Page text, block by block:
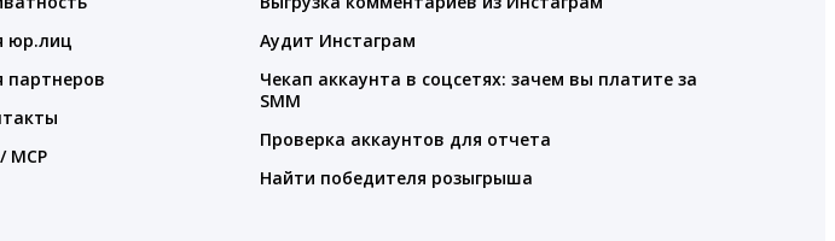
юр.лиц
партнеров
MCP
Аудит Инстаграм
Чекап аккаунта в соцсетях: зачем вы платите за
SMM
Проверка аккаунтов для отчета
Найти победителя розыгрыша